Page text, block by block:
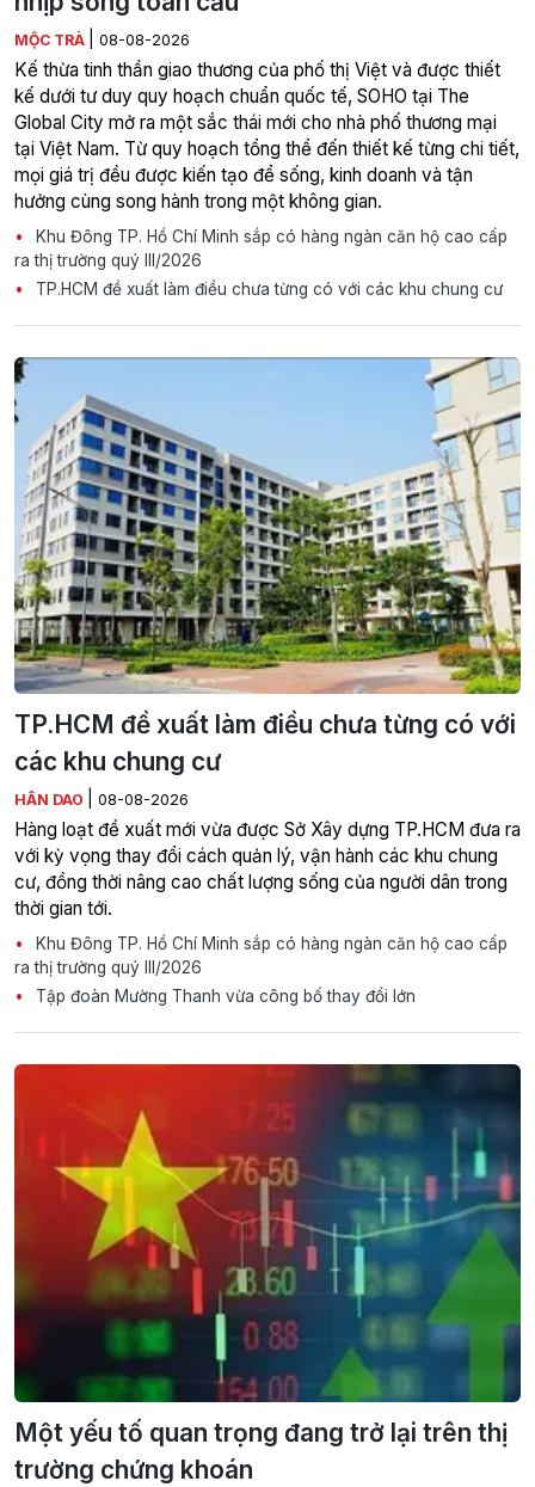
MỘC TRÀ 08-08-2026
Kế thừa tinh thần giao thương của phố thị Việt và được thiết
kế dưới tư duy quy hoạch chuẩn quốc tế, SOHO tại The
Global City mở ra một sắc thái mới cho nhà phố thương mại
tại Việt Nam. Từ quy hoạch tổng thể đến thiết kế từng chi tiết,
mọi giá trị đều được kiến tạo để sống, kinh doanh và tận
hưởng cùng song hành trong một không gian.
Khu Đông TP. Hồ Chí Minh sắp có hàng ngàn căn hộ cao cấp
ra thị trường quý III/2026
TP.HCM đề xuất làm điều chưa từng có với các khu chung cư
TP.HCM đề xuất làm điều chưa từng có với
các khu chung cư
HÂN DAO 08-08-2026
Hàng loạt đề xuất mới vừa được Sở Xây dựng TP.HCM đưa ra
với kỳ vọng thay đổi cách quản lý, vận hành các khu chung
cư, đồng thời nâng cao chất lượng sống của người dân trong
thời gian tới.
Khu Đông TP. Hồ Chí Minh sắp có hàng ngàn căn hộ cao cấp
ra thị trường quý III/2026
Tập đoàn Mường Thanh vừa công bố thay đổi lớn
Một yếu tố quan trọng đang trở lại trên thị
trường chứng khoán